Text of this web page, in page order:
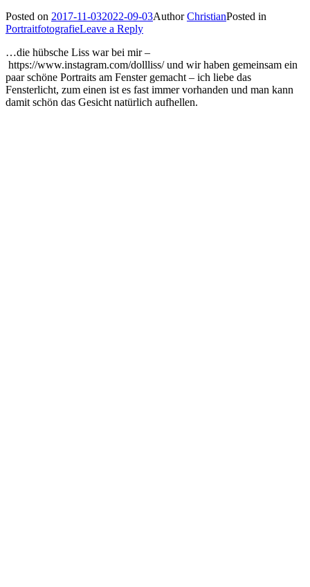
Posted on 2017-11-032022-09-03AuthorChristianPosted in
PortraitfotografieLeave a Reply
…die hübsche Liss war bei mir –
https://www.instagram.com/dollliss/ und wir haben gemeinsam ein
paar schöne Portraits am Fenster gemacht – ich liebe das
Fensterlicht, zum einen ist es fast immer vorhanden und man kann
damit schön das Gesicht natürlich aufhellen.